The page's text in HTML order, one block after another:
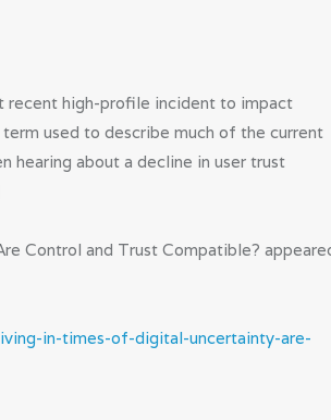
recent high-profile incident to impact
used to describe much of the current
hearing about a decline in user trust
Control and Trust Compatible?
in-times-of-digital-uncertainty-are-